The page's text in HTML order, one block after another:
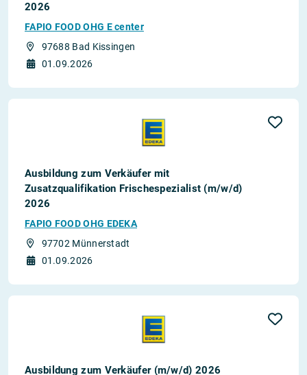
2026
FAPIO FOOD OHG E center
97688 Bad Kissingen
01.09.2026
Ausbildung zum Verkäufer mit
Zusatzqualifikation Frischespezialist (m/w/d)
2026
FAPIO FOOD OHG EDEKA
97702 Münnerstadt
01.09.2026
Ausbildung zum Verkäufer (m/w/d) 2026